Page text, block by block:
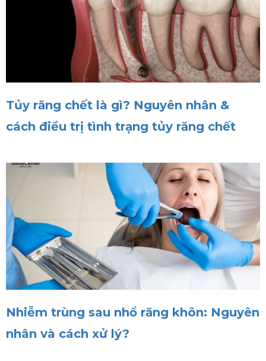
Tủy răng chết là gì? Nguyên nhân &
cách điều trị tình trạng tủy răng chết
Nhiễm trùng sau nhổ răng khôn: Nguyên
nhân và cách xử lý?